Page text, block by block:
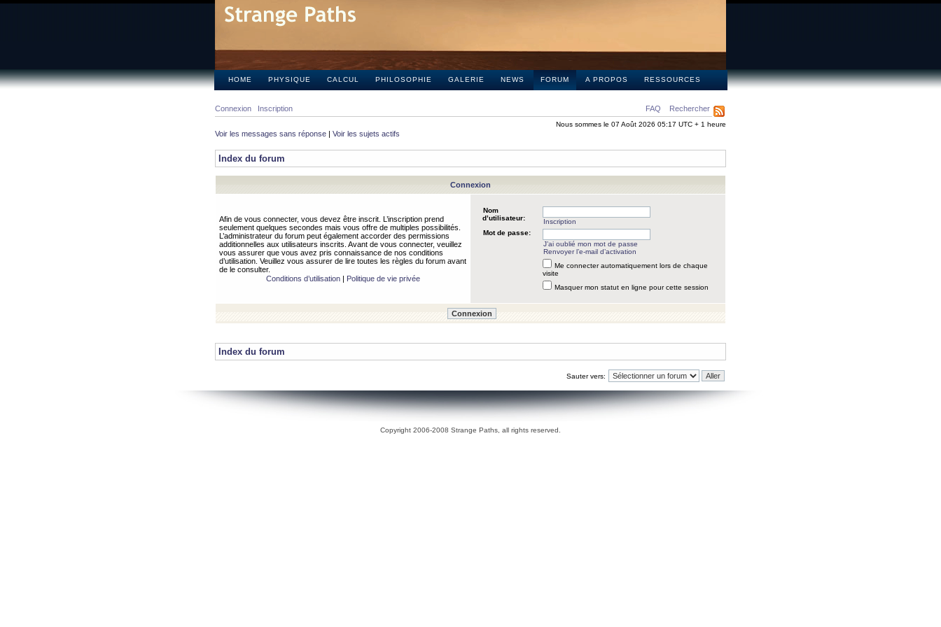
HOME PHYSIQUE CALCUL PHILOSOPHIE GALERIE NEWS FORUM A PROPOS RESSOURCES
FAQ Rechercher
Connexion Inscription
Nous sommes le 07 Août 2026 05:17 UTC + 1 heure
Voir les messages sans réponse | Voir les sujets actifs
Index du forum
Connexion
Afin de vous connecter, vous devez être inscrit. L’inscription prend
seulement quelques secondes mais vous offre de multiples possibilités.
L’administrateur du forum peut également accorder des permissions
additionnelles aux utilisateurs inscrits. Avant de vous connecter, veuillez
vous assurer que vous avez pris connaissance de nos conditions
d’utilisation. Veuillez vous assurer de lire toutes les règles du forum avant
de le consulter.
Conditions d’utilisation| Politique de vie privée
Nom
d’utilisateur:
Inscription
Mot de passe:
J’ai oublié mon mot de passe
Renvoyer l’e-mail d’activation
Me connecter automatiquement lors de chaque
visite
Masquer mon statut en ligne pour cette session
Index du forum
Sauter vers:
Copyright 2006-2008 Strange Paths, all rights reserved.